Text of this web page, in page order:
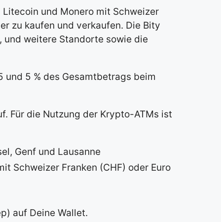
und Monero mit Schweizer
zu kaufen und verkaufen. Die Bity
und weitere Standorte sowie die
5 % des Gesamtbetrags beim
Für die Nutzung der Krypto-ATMs ist
Genf und Lausanne
Schweizer Franken (CHF) oder Euro
auf Deine Wallet.